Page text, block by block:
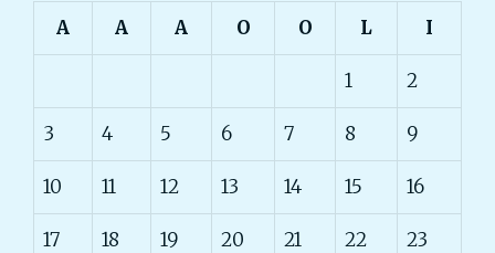
A
A A O O L I
1 2
3 4 5 6 7 8 9
10 11 12 13 14 15 16
17 18 19 20 21 22 23